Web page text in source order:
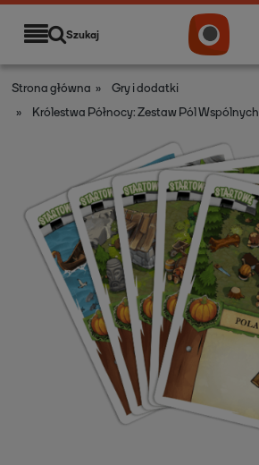
Szukaj
Strona główna »
Gry i dodatki
»
Królestwa Północy: Zestaw Pól Wspólnych